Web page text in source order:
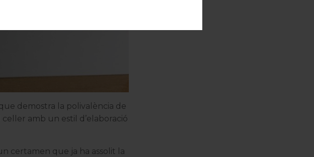
demostra la polivalència de
amb un estil d’elaboració
certamen que ja ha assolit la